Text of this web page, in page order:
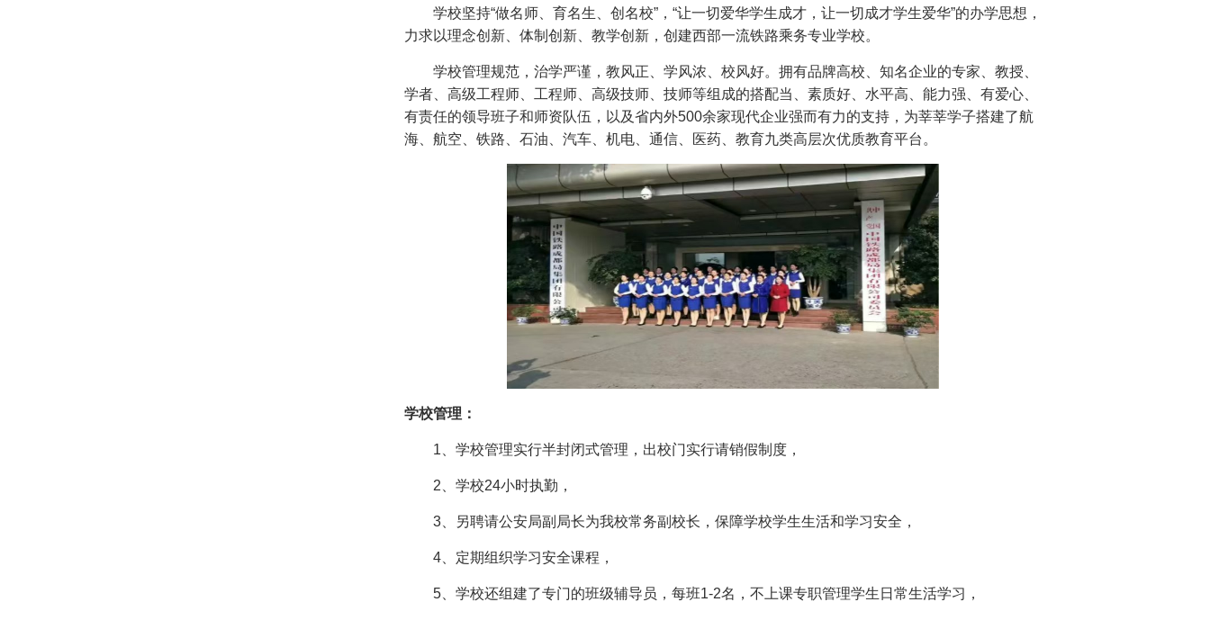
学校坚持“做名师、育名生、创名校”，“让一切爱华学生成才，让一切成才学生爱华”的办学思想，
力求以理念创新、体制创新、教学创新，创建西部一流铁路乘务专业学校。
学校管理规范，治学严谨，教风正、学风浓、校风好。拥有品牌高校、知名企业的专家、教授、
学者、高级工程师、工程师、高级技师、技师等组成的搭配当、素质好、水平高、能力强、有爱心、
有责任的领导班子和师资队伍，以及省内外500余家现代企业强而有力的支持，为莘莘学子搭建了航
海、航空、铁路、石油、汽车、机电、通信、医药、教育九类高层次优质教育平台。
学校管理：
1、学校管理实行半封闭式管理，出校门实行请销假制度，
2、学校24小时执勤，
3、另聘请公安局副局长为我校常务副校长，保障学校学生生活和学习安全，
4、定期组织学习安全课程，
5、学校还组建了专门的班级辅导员，每班1-2名，不上课专职管理学生日常生活学习，